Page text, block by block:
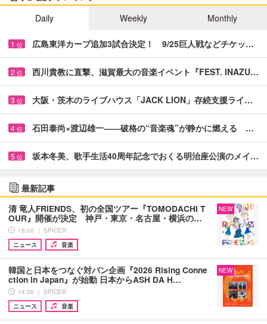
Daily
Weekly Monthly
1 位 広島東洋カープ追加3試合決定！ 9/25巨人戦などチケッ…
2 位 西川貴教に直撃、滋賀最大の音楽イベント『FEST. INAZU…
3 位 大阪・茨木のライブハウス「JACK LION」存続支援ライ…
4 位 石田泰尚×渡辺雄一――破格の“音楽魂”が静かに燃える …
5 位 坂本冬美、歌手生活40周年記念でおくる明治座公演のメイ…
最新記事
清 竜人FRIENDS、初の全国ツアー『TOMODACHI T
OUR』開催が決定 神戸・東京・名古屋・横浜の…
16:00 ｜ SPICER
ニュース
音楽
NEW
韓国と日本をつなぐ対バン企画『2026 Rising Conne
ction in Japan』が始動 日本からASH DA H…
14:30 ｜ SPICER
ニュース
音楽
NEW